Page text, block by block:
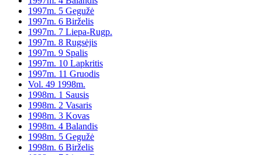
1997m. 5 Gegužė
1997m. 6 Birželis
1997m. 7 Liepa-Rugp.
1997m. 8 Rugsėjis
1997m. 9 Spalis
1997m. 10 Lapkritis
1997m. 11 Gruodis
Vol. 49 1998m.
1998m. 1 Sausis
1998m. 2 Vasaris
1998m. 3 Kovas
1998m. 4 Balandis
1998m. 5 Gegužė
1998m. 6 Birželis